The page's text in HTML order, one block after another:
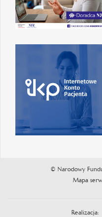
© Narodowy
Mapa
Realizacja: